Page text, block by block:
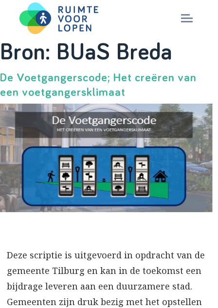
Skip
to
content
NIEUWS
KENNIS
PARTNERS
MAGAZINES
Nationaal Masterplan
Bron: BUaS Breda
De Voetgangerscode; Het creëren van
een voetgangersklimaat
Deze scriptie is uitgevoerd in opdracht van de
gemeente Tilburg en kan in de toekomst een
bijdrage leveren aan een duurzamere stad.
Gemeenten zijn druk bezig met het opstellen